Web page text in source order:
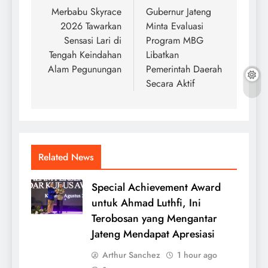
navigation
Merbabu Skyrace
2026 Tawarkan
Sensasi Lari di
Tengah Keindahan
Alam Pegunungan
Gubernur Jateng
Minta Evaluasi
Program MBG
Libatkan
Pemerintah Daerah
Secara Aktif
Related News
Special Achievement Award
untuk Ahmad Luthfi, Ini
Terobosan yang Mengantar
Jateng Mendapat Apresiasi
Arthur Sanchez 1 hour ago